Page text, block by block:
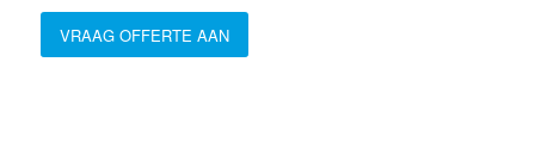
VRAAG OFFERTE AAN